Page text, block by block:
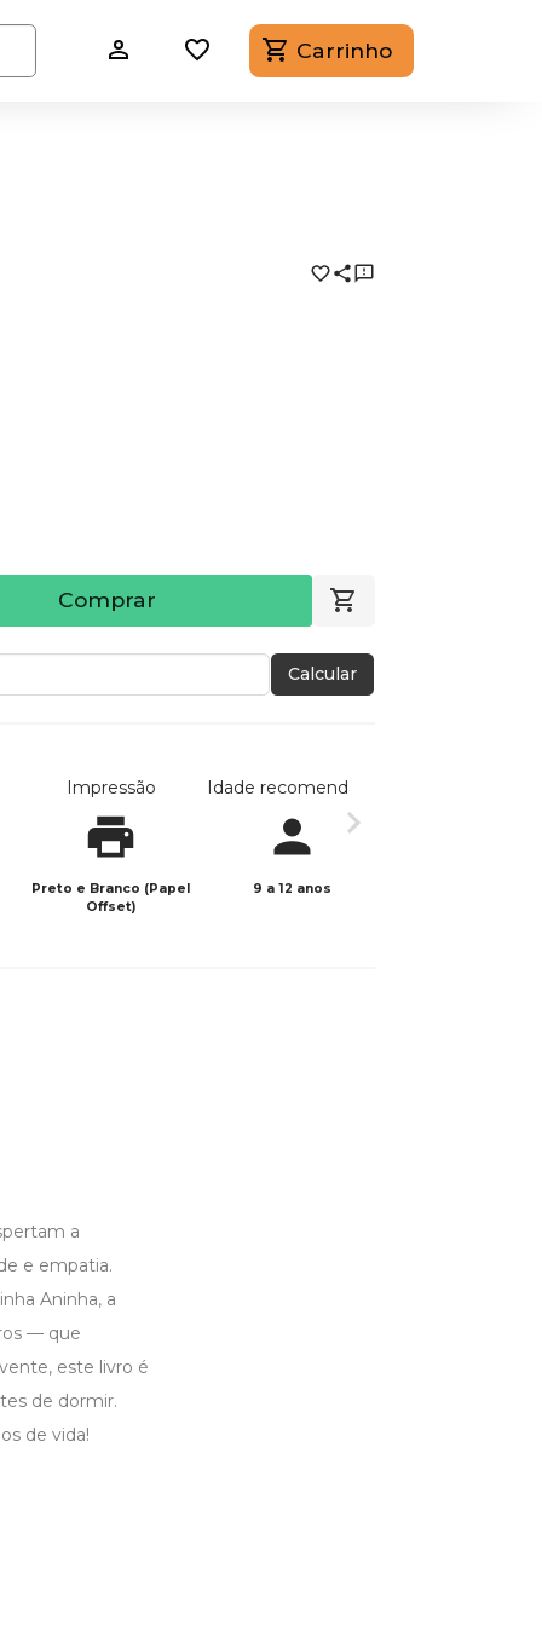
Carrinho
Comprar
Calcular
Impressão
Preto e Branco (Papel
Offset)
Idade recomendada
9 a 12 anos
a
e empatia.
Aninha, a
— que
este livro é
de dormir.
de vida!